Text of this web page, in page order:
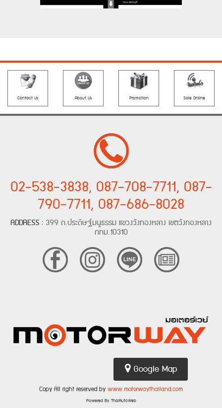
Contact Us About Us Promotion Sale Online
02-538-3838, 087-708-7711, 087-
790-7711, 087-686-8028
ADDRESS : 399 ถ.ประดิษฐ์มนูธรรม แขวงวังทองหลาง เขตวังทองหลาง
กทม.10310
Google Map
Copy All right reserved bywww.motorwaythailand.com
Powered By ThaiAutoWeb